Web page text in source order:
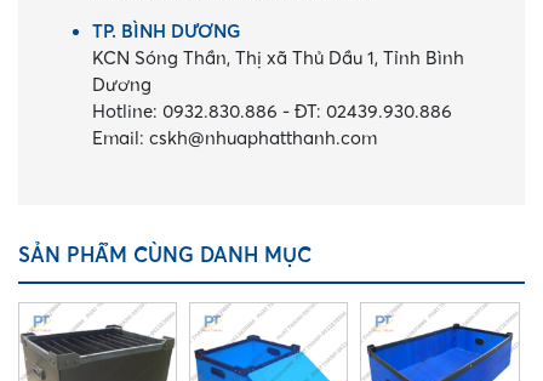
TP. BÌNH DƯƠNG
KCN Sóng Thần, Thị xã Thủ Dầu 1, Tỉnh Bình
Dương
Hotline: 0932.830.886 -ĐT: 02439.930.886
Email:cskh@nhuaphatthanh.com
SẢN PHẨM CÙNG DANH MỤC